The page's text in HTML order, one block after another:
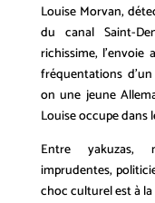
Louise Morvan,
du canal Saint-
richissime, l’envoie
fréquentations
on une jeune
Louise occupe dans
Entre yakuzas,
imprudentes,
choc culturel est à